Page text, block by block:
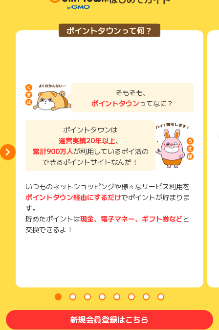
・メルカリ内のオークション形式で商品を購入された場合は成
果対象となります。
【獲得対象外条件】
・虚偽、入力内容不備、悪戯、不正、購入後のキャンセル
会員登録（登録済みのユーザーはログイン）を行っていない場
⇒事前にアプリインストール、会員登録（ログイン）を行っ
たうえでメルカリ公式サイトへのリンクをクリックし購入して
ください
【お問い合わせについて】
◆ご利用日から90日以内
※ご利用日は購入・申込みをした日を指します
◆調査必須項目
※ポイントに関するお問い合わせは、ポイントタウンのサポート
までお問い合わせください。ポイントについて、広告主に直接
お問い合わせをした場合、ポイント獲得対象外となる場合がご
ざいます。
サービス・お買い物利用時にお電話など2つ以上の申し込み方
法がある場合、必ずサイト上のWEBフォームからお申し込みく
了などのメールは、ポイント獲得するまで必ず保管してくださ
獲得待ち・獲得失敗の状態でお問い合わせされる際に、該当の
メールを送っていただく場合がございます。
そのため、紛失・破棄された場合は対応いたしかねますので、
ご注意ください。
(※) SafariやChromeなどwebサイトを表示するアプリのこと
っているため、広告主はポイントに関する詳細を把握しており
そのため、ポイントタウンのポイントに関するお問い合わせを
広告主様に直接行わないようお願いいたします。
択。あとは商品到着を待つだけ。
いま出品されている1億品のなかから欲しい物を、探してみま
しょう
さまざまなお店で利用でき、銀行口座からのチャージも可能。
メルカリのアプリでかんたんに決済ができます。もちろん、メ
ルカリでの買い物にも使えます。
#メルカリ #フリマ #オークション #雑貨 #家電
ポイントタウンって何？
そもそも、
ポイントタウンってなに？
ポイントタウンは
運営実績20年以上、
累計900万人が利用しているポイ活の
できるポイントサイトなんだ！
いつものネットショッピングや様々なサービス利用を
ポイントタウン経由にするだけでポイントが貯まりま
す。
貯めたポイントは現金、電子マネー、ギフト券などと
交換できるよ！
新規会員登録はこちら